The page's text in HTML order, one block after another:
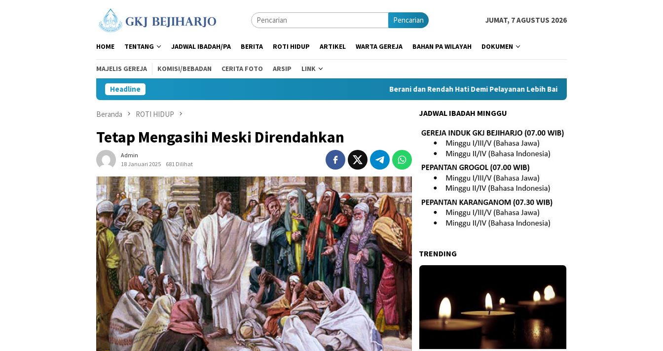
Pencarian JUMAT, 7 AGUSTUS 2026
HOME TENTANG JADWAL IBADAH/PA BERITA ROTI HIDUP ARTIKEL WARTA GEREJA BAHAN PA WILAYAH DOKUMEN
MAJELIS GEREJA KOMISI/BEBADAN CERITA FOTO ARSIP LINK
Headline Berani dan Rendah Hati Demi Pelayanan Lebih Baik
Beranda ROTI HIDUP
Tetap Mengasihi Meski Direndahkan
Admin
18 Januari 2025
681 Dilihat
JADWAL IBADAH MINGGU
TRENDING